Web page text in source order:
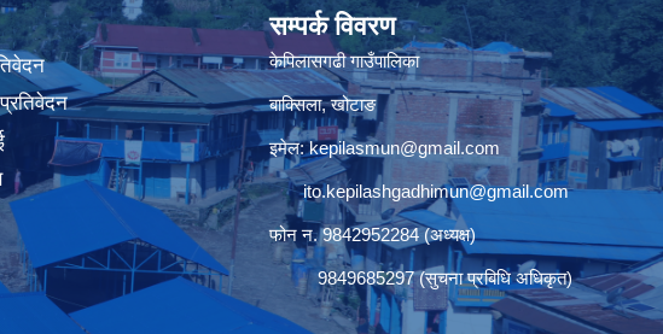
सम्पर्क विवरण
केपिलासगढी गाउँपालिका
बाक्सिला, खोटाङ
इमेल:kepilasmun@gmail.com
ito.kepilashgadhimun@gmail.com
फोन न. 9842952284 (अध्यक्ष)
9849685297 (सुचना प्रबिधि अधिकृत)